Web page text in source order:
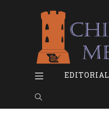
EDITORIAL
TOGGLE